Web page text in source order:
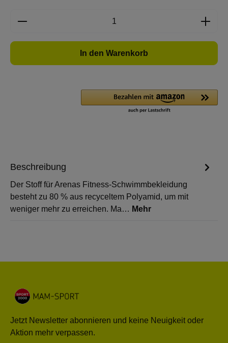
Produkt Anzahl: Gib den gewünschten
In den Warenkorb
Beschreibung
Der Stoff für Arenas Fitness-Schwimmbekleidung
besteht zu 80 % aus recyceltem Polyamid, um mit
weniger mehr zu erreichen. Ma… Mehr
Jetzt Newsletter abonnieren und keine Neuigkeit oder
Aktion mehr verpassen.